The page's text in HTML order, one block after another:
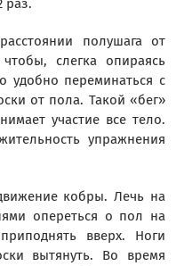
раз.
полушага от
слегка опираясь
удобно переминаться с
от пола. Такой «бег»
участие все тело.
упражнения
кобры. Лечь на
опереться о пол на
вверх. Ноги
вытянуть. Во время